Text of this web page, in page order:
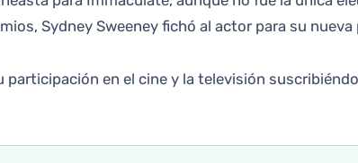
Sydney Sweeney fichó al actor para su
participación en el cine y la televisión